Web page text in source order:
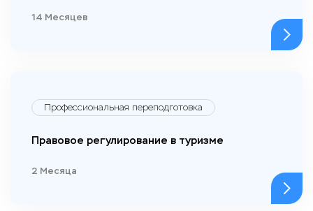
14 Месяцев
Профессиональная переподготовка
Правовое регулирование в туризме
2 Месяца